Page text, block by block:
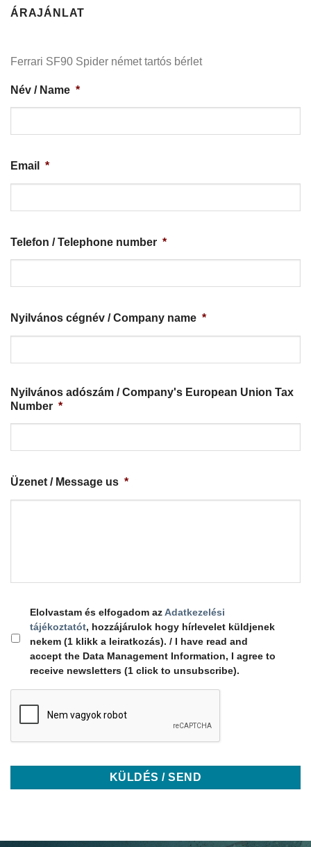
ÁRAJÁNLAT
Ferrari SF90 Spider német tartós bérlet
Név / Name *
Email *
Telefon / Telephone number *
Nyilvános cégnév / Company name *
Nyilvános adószám / Company's European Union Tax
Number *
Üzenet / Message us *
Elolvastam és elfogadom azAdatkezelési
tájékoztatót, hozzájárulok hogy hírlevelet küldjenek
nekem (1 klikk a leiratkozás). / I have read and
accept the Data Management Information, I agree to
receive newsletters (1 click to unsubscribe).